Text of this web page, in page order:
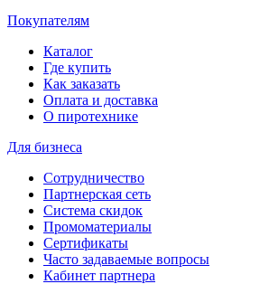
Покупателям
Каталог
Где купить
Как заказать
Оплата и доставка
О пиротехнике
Для бизнеса
Сотрудничество
Партнерская сеть
Система скидок
Промоматериалы
Сертификаты
Часто задаваемые вопросы
Кабинет партнера